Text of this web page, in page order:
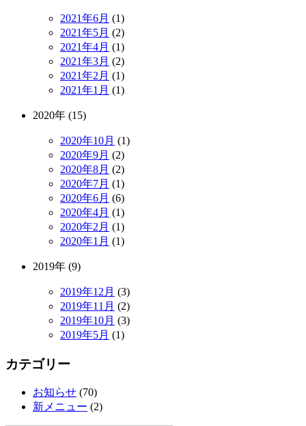
2021年6月 (1)
2021年5月 (2)
2021年4月 (1)
2021年3月 (2)
2021年2月 (1)
2021年1月 (1)
2020年 (15)
2020年10月 (1)
2020年9月 (2)
2020年8月 (2)
2020年7月 (1)
2020年6月 (6)
2020年4月 (1)
2020年2月 (1)
2020年1月 (1)
2019年 (9)
2019年12月 (3)
2019年11月 (2)
2019年10月 (3)
2019年5月 (1)
カテゴリー
お知らせ (70)
新メニュー (2)